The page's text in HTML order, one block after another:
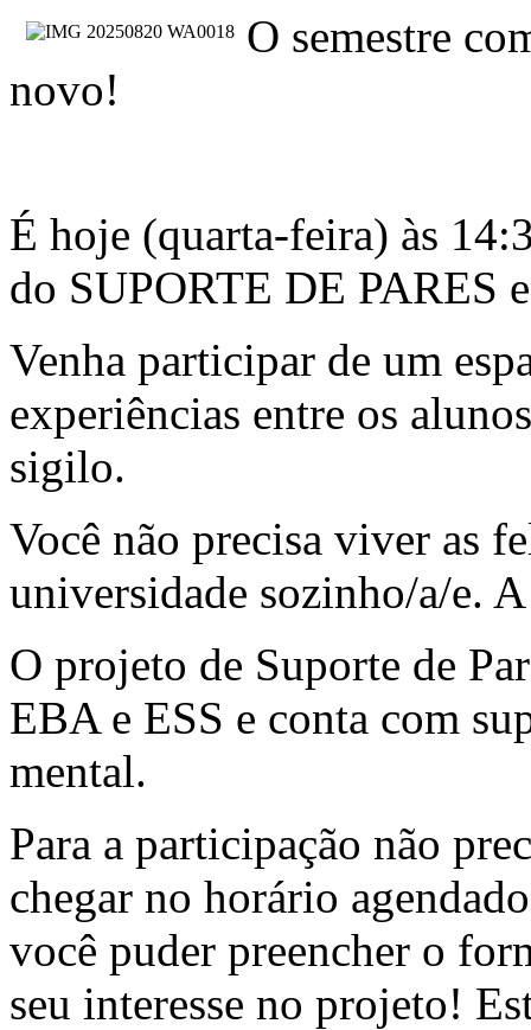
O semestre
novo!
É hoje (quarta-feira) às
do SUPORTE DE PARES
Venha participar de um
experiências entre os
sigilo.
Você não precisa viver as
universidade sozinho/a/e.
O projeto de Suporte de
EBA e ESS e conta com
mental.
Para a participação não
chegar no horário
você puder preencher o
seu interesse no projeto!